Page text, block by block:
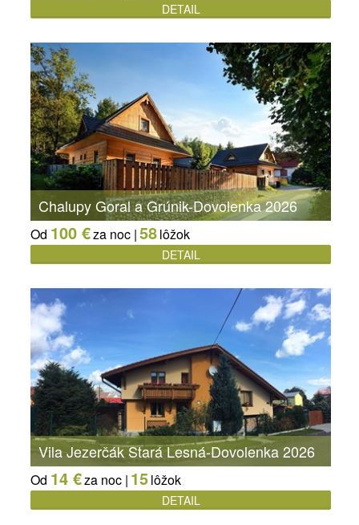
DETAIL
Chalupy Goral a Grúnik-Dovolenka 2026
Od 100 €za noc |58lôžok
DETAIL
Vila Jezerčák Stará Lesná-Dovolenka 2026
Od 14 €za noc | 15lôžok
DETAIL